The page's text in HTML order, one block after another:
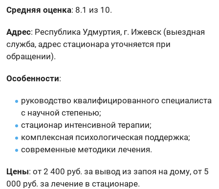
Средняя оценка: 8.1 из 10.
Адрес: Республика Удмуртия, г. Ижевск (выездная
служба, адрес стационара уточняется при
обращении).
Особенности:
руководство квалифицированного специалиста
с научной степенью;
стационар интенсивной терапии;
комплексная психологическая поддержка;
современные методики лечения.
Цены: от 2 400 руб. за вывод из запоя на дому, от 5
000 руб. за лечение в стационаре.